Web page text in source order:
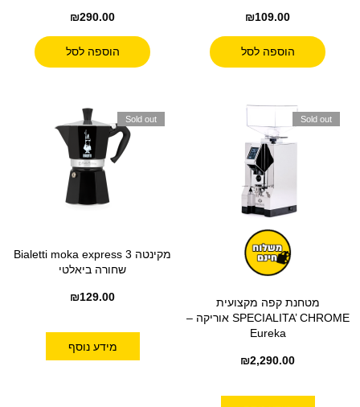
₪109.00
הוספה לסל
₪290.00
הוספה לסל
Sold out
מטחנת קפה מקצועית
SPECIALITA’ CHROME אוריקה –
Eureka
₪2,290.00
Sold out
מקינטה Bialetti moka express 3
שחורה ביאלטי
₪129.00
מידע נוסף